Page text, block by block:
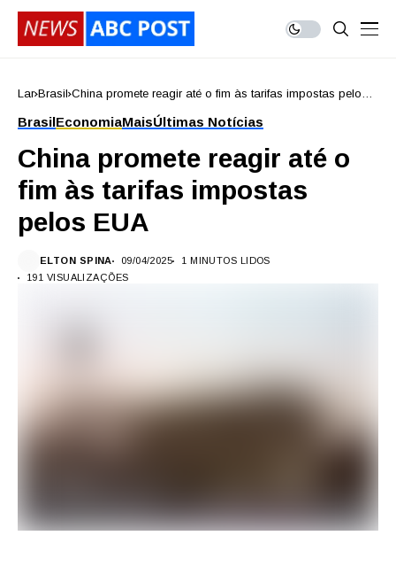
Lar Brasil China promete reagir até o fim às tarifas impostas pelos
BrasilEconomiaMaisÚltimas Notícias
China promete reagir até o
fim às tarifas impostas
pelos EUA
ELTON SPINA 09/04/2025
1 MINUTOS LIDOS
191 VISUALIZAÇÕES